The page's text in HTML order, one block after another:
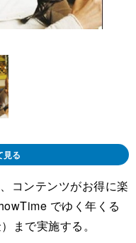
見る
コンテンツがお得に楽
でゆく年くる
まで実施する。